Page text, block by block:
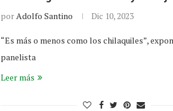
porAdolfo Santino Dic 10, 2023
“Es más o menos como los chilaquiles”,
panelista
Leer más